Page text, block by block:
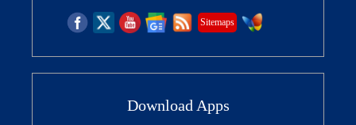
Sitemaps
Download Apps